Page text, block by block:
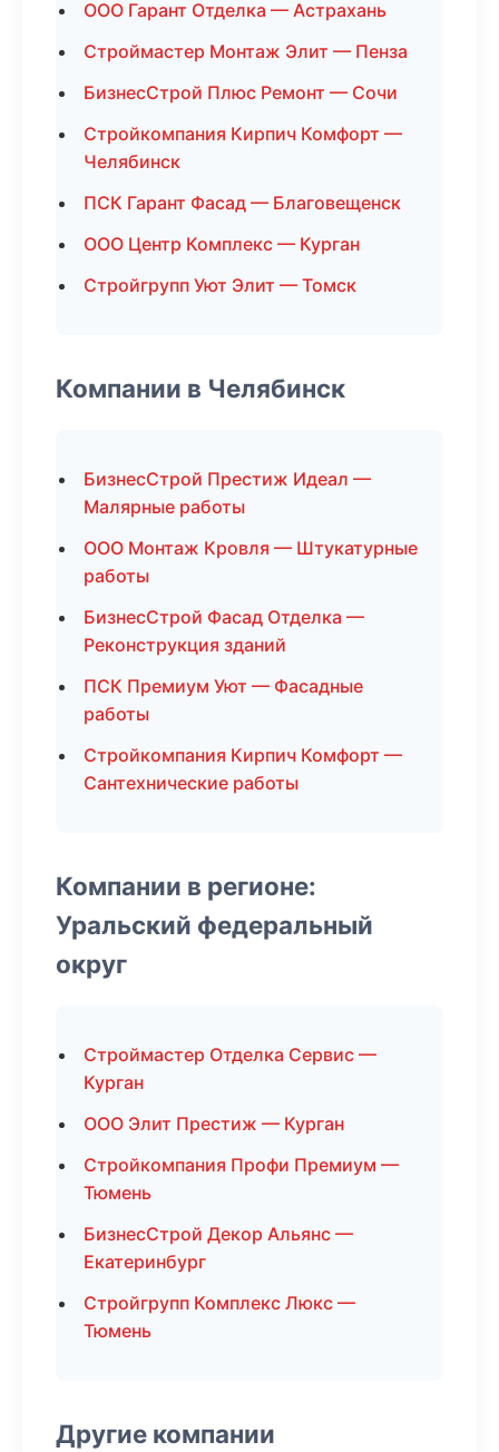
ООО Гарант Отделка — Астрахань
Строймастер Монтаж Элит — Пенза
БизнесСтрой Плюс Ремонт — Сочи
Стройкомпания Кирпич Комфорт —
Челябинск
ПСК Гарант Фасад — Благовещенск
ООО Центр Комплекс — Курган
Стройгрупп Уют Элит — Томск
Компании в Челябинск
БизнесСтрой Престиж Идеал —
Малярные работы
ООО Монтаж Кровля — Штукатурные
работы
БизнесСтрой Фасад Отделка —
Реконструкция зданий
ПСК Премиум Уют — Фасадные
работы
Стройкомпания Кирпич Комфорт —
Сантехнические работы
Компании в регионе:
Уральский федеральный
округ
Строймастер Отделка Сервис —
Курган
ООО Элит Престиж — Курган
Стройкомпания Профи Премиум —
Тюмень
БизнесСтрой Декор Альянс —
Екатеринбург
Стройгрупп Комплекс Люкс —
Тюмень
Другие компании